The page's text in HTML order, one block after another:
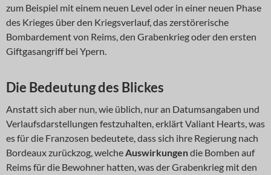
zum Beispiel mit einem neuen Level oder in einer neuen Phase
des Krieges über den Kriegsverlauf, das zerstörerische
Bombardement von Reims, den Grabenkrieg oder den ersten
Giftgasangriff bei Ypern.
Die Bedeutung des Blickes
Anstatt sich aber nun, wie üblich, nur an Datumsangaben und
Verlaufsdarstellungen festzuhalten, erklärt Valiant Hearts, was
es für die Franzosen bedeutete, dass sich ihre Regierung nach
Bordeaux zurückzog, welcheAuswirkungendie Bomben auf
Reims für die Bewohner hatten, was der Grabenkrieg mit den